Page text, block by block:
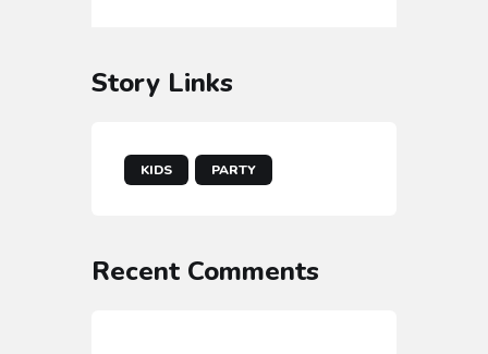
Story Links
KIDS PARTY
Recent Comments